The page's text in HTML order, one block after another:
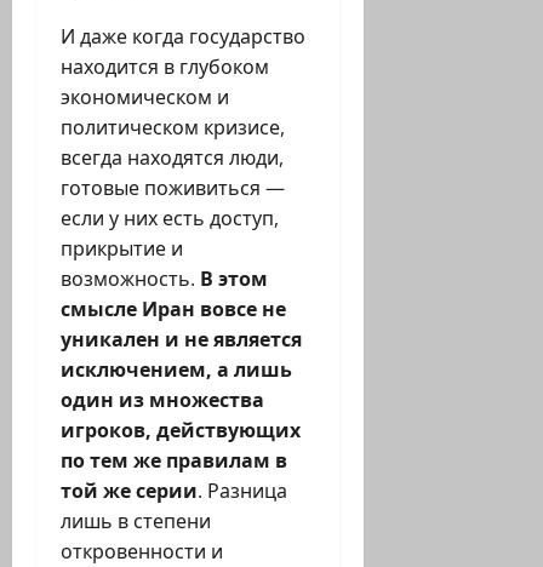
И даже когда государство
находится в глубоком
экономическом и
политическом кризисе,
всегда находятся люди,
готовые поживиться —
если у них есть доступ,
прикрытие и
возможность. В этом
смысле Иран вовсе не
уникален и не является
исключением, а лишь
один из множества
игроков, действующих
по тем же правилам в
той же серии. Разница
лишь в степени
откровенности и